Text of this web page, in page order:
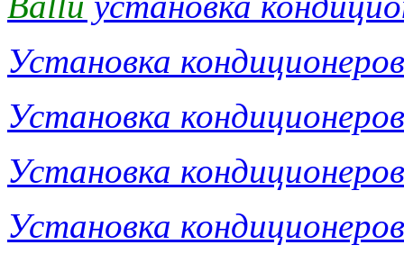
Установка
Установка
Установка
Установка